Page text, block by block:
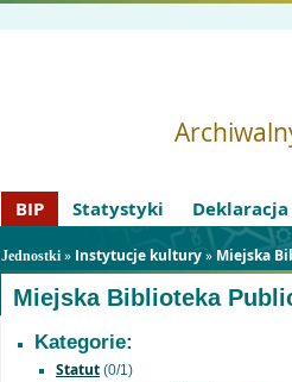
BIP Statystyki
Jednostki » Instytucje kultury» Miejska
Miejska Biblioteka
Kategorie:
Statut (0/1)